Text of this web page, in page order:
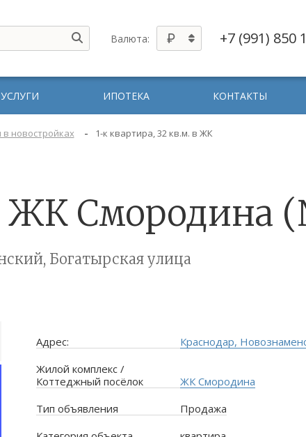
Валюта: +7 (991) 850
УСЛУГИ ИПОТЕКА КОНТАКТЫ
новостройках - 1-к квартира, 32 кв.м. в ЖК
ЖК Смородина
Богатырская улица
Адрес:
Краснодар,
Жилой комплекс /
Коттеджный посёлок
ЖК Смородина
Тип объявления
Продажа